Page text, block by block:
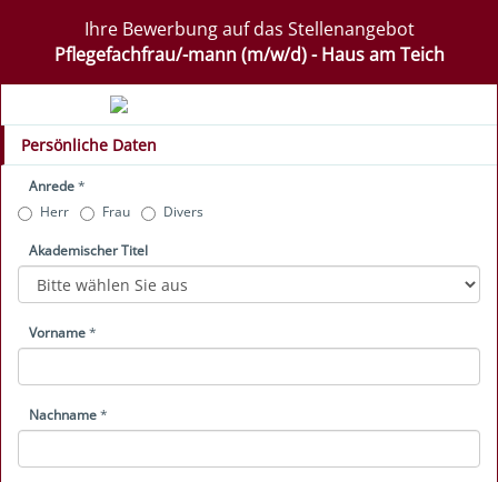
Ihre Bewerbung auf das Stellenangebot
Pflegefachfrau/-mann (m/w/d) - Haus am Teich
Persönliche Daten
Anrede*
Herr
Frau Divers
Akademischer Titel
Vorname*
Nachname*